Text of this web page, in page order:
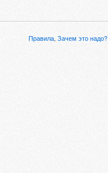
Правила, Зачем это надо?